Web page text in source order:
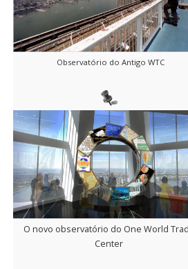
Observatório do Antigo WTC
O novo observatório do One World
Center